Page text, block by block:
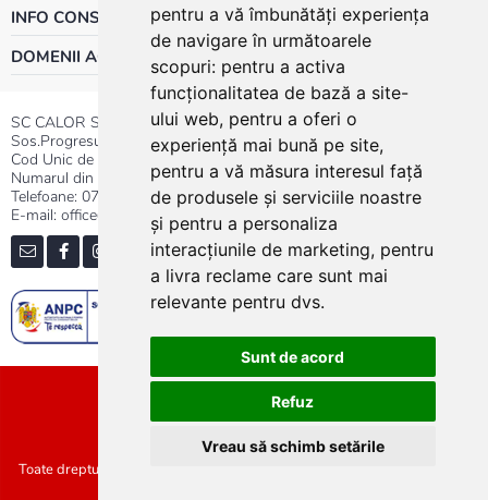
pentru a vă îmbunătăți experiența
de navigare în următoarele
scopuri: pentru a activa
funcționalitatea de bază a site-
ului web, pentru a oferi o
experiență mai bună pe site,
pentru a vă măsura interesul față
de produsele și serviciile noastre
și pentru a personaliza
interacțiunile de marketing, pentru
a livra reclame care sunt mai
relevante pentru dvs.
Sunt de acord
Refuz
Vreau să schimb setările
INFO CONSUMATOR
DOMENII ACTIVITATE
SC CALOR SRL
Sos.Progresului nr.30-40, Sector 5, Bucuresti
Cod Unic de Inregistrare: RO 3004724
Numarul din Registrul Comertului:J40/13176/1991
Telefoane: 0737.23.44.44|021.411.44.44
E-mail: office@calor.ro
Toate drepturile rezervate SC Calor SRL :: Copyright 2021 :: Realizat de